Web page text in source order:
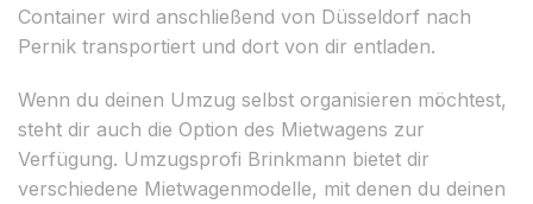
Container wird anschließend von Düsseldorf nach
Pernik transportiert und dort von dir entladen.
Wenn du deinen Umzug selbst organisieren möchtest,
steht dir auch die Option des Mietwagens zur
Verfügung. Umzugsprofi Brinkmann bietet dir
verschiedene Mietwagenmodelle, mit denen du deinen